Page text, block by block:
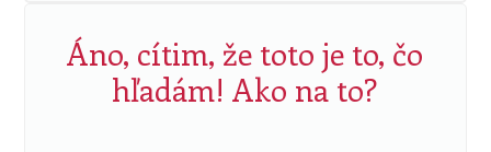
Áno, cítim, že toto je to, čo
hľadám! Ako na to?